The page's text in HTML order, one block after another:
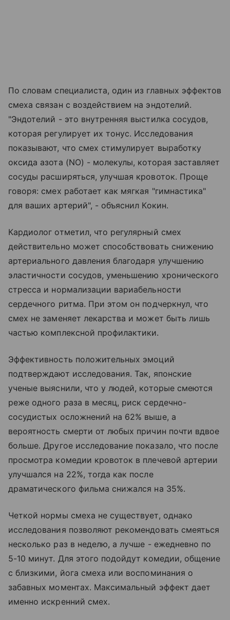
По словам специалиста, один из главных эффектов
смеха связан с воздействием на эндотелий.
"Эндотелий - это внутренняя выстилка сосудов,
которая регулирует их тонус. Исследования
показывают, что смех стимулирует выработку
оксида азота (NO) - молекулы, которая заставляет
сосуды расширяться, улучшая кровоток. Проще
говоря: смех работает как мягкая "гимнастика"
для ваших артерий", - объяснил Кокин.
Кардиолог отметил, что регулярный смех
действительно может способствовать снижению
артериального давления благодаря улучшению
эластичности сосудов, уменьшению хронического
стресса и нормализации вариабельности
сердечного ритма. При этом он подчеркнул, что
смех не заменяет лекарства и может быть лишь
частью комплексной профилактики.
Эффективность положительных эмоций
подтверждают исследования. Так, японские
ученые выяснили, что у людей, которые смеются
реже одного раза в месяц, риск сердечно-
сосудистых осложнений на 62% выше, а
вероятность смерти от любых причин почти вдвое
больше. Другое исследование показало, что после
просмотра комедии кровоток в плечевой артерии
улучшался на 22%, тогда как после
драматического фильма снижался на 35%.
Четкой нормы смеха не существует, однако
исследования позволяют рекомендовать смеяться
несколько раз в неделю, а лучше - ежедневно по
5-10 минут. Для этого подойдут комедии, общение
с близкими, йога смеха или воспоминания о
забавных моментах. Максимальный эффект дает
именно искренний смех.